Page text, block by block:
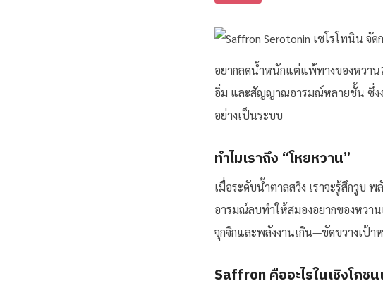
อยากลดน้ำหนักแต่แพ้ทางของหวาน
อิ่ม และสัญญาณอารมณ์หลายชั้น ซึ่ง
อย่างเป็นระบบ
ทำไมเราถึง “โหยหวาน”
เมื่อระดับน้ำตาลสวิง เราจะรู้สึกวูบ
อารมณ์ลบทำให้สมองอยากของหวา
จุกจิกและพลังงานเกิน—ขัดขวางเป้า
Saffron คืออะไรในเชิงโภช